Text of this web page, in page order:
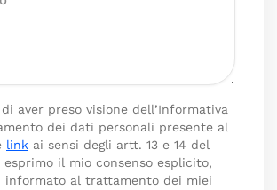
aver preso visione dell’Informativa
dei dati personali presente al
link ai sensi degli artt. 13 e 14 del
esprimo il mio consenso esplicito,
informato al trattamento dei miei